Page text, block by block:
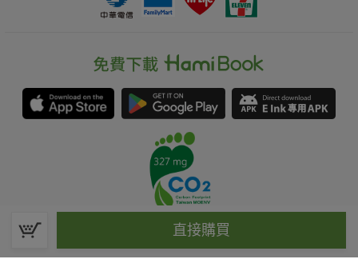
直接購買
春水堂科技娛樂股份有限公司(統一編號：70476915)